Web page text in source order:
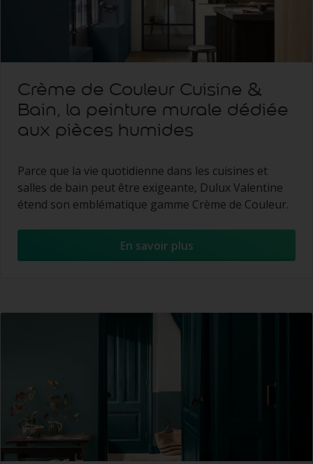
Crème de Couleur Cuisine &
Bain, la peinture murale dédiée
aux pièces humides
Parce que la vie quotidienne dans les cuisines et
salles de bain peut être exigeante, Dulux Valentine
étend son emblématique gamme Crème de Couleur.
En savoir plus